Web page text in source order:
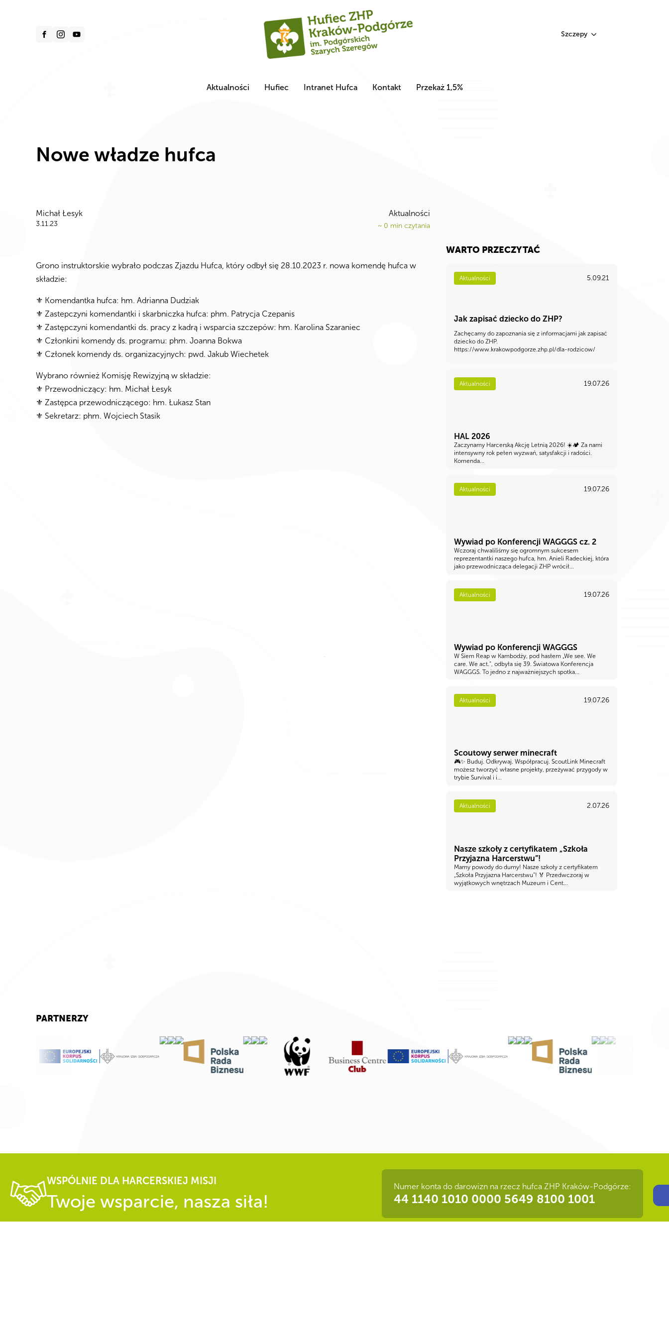
Szczepy
Aktualności Hufiec Intranet Hufca Kontakt Przekaż 1,5%
Nowe władze hufca
Michał Łesyk
3.11.23
Aktualności
~ 0 min czytania
Grono instruktorskie wybrało podczas Zjazdu Hufca, który odbył się 28.10.2023 r. nowa komendę hufca w
składzie:
⚜️ Komendantka hufca: hm. Adrianna Dudziak
⚜️ Zastepczyni komendantki i skarbniczka hufca: phm. Patrycja Czepanis
⚜️ Zastępczyni komendantki ds. pracy z kadrą i wsparcia szczepów: hm. Karolina Szaraniec
⚜️ Członkini komendy ds. programu: phm. Joanna Bokwa
⚜️ Członek komendy ds. organizacyjnych: pwd. Jakub Wiechetek
Wybrano również Komisję Rewizyjną w składzie:
⚜️ Przewodniczący: hm. Michał Łesyk
⚜️ Zastępca przewodniczącego: hm. Łukasz Stan
⚜️ Sekretarz: phm. Wojciech Stasik
WARTO PRZECZYTAĆ
Aktualności 5.09.21
Jak zapisać dziecko do ZHP?
Zachęcamy do zapoznania się z informacjami jak zapisać
dziecko do ZHP.
https://www.krakowpodgorze.zhp.pl/dla-rodzicow/
Aktualności 19.07.26
HAL 2026
Zaczynamy Harcerską Akcję Letnią 2026! ☀️🏕️ Za nami
intensywny rok pełen wyzwań, satysfakcji i radości.
Komenda...
Aktualności 19.07.26
Wywiad po Konferencji WAGGGS cz. 2
Wczoraj chwaliliśmy się ogromnym sukcesem
reprezentantki naszego hufca, hm. Anieli Radeckiej, która
jako przewodnicząca delegacji ZHP wrócił...
Aktualności 19.07.26
Wywiad po Konferencji WAGGGS
W Siem Reap w Kambodży, pod hasłem „We see. We
care. We act.”, odbyła się 39. Światowa Konferencja
WAGGGS. To jedno z najważniejszych spotka...
Aktualności 19.07.26
Scoutowy serwer minecraft
🎮✨ Buduj. Odkrywaj. Współpracuj. ScoutLink Minecraft
możesz tworzyć własne projekty, przeżywać przygody w
trybie Survival i i...
Aktualności 2.07.26
Nasze szkoły z certyfikatem „Szkoła
Przyjazna Harcerstwu”!
Mamy powody do dumy! Nasze szkoły z certyfikatem
„Szkoła Przyjazna Harcerstwu”! 🏅 Przedwczoraj w
wyjątkowych wnętrzach Muzeum i Cent...
PARTNERZY
WSPÓLNIE DLA HARCERSKIEJ MISJI
Twoje wsparcie, nasza siła!
Numer konta do darowizn na rzecz hufca ZHP Kraków-Podgórze:
44 1140 1010 0000 5649 8100 1001